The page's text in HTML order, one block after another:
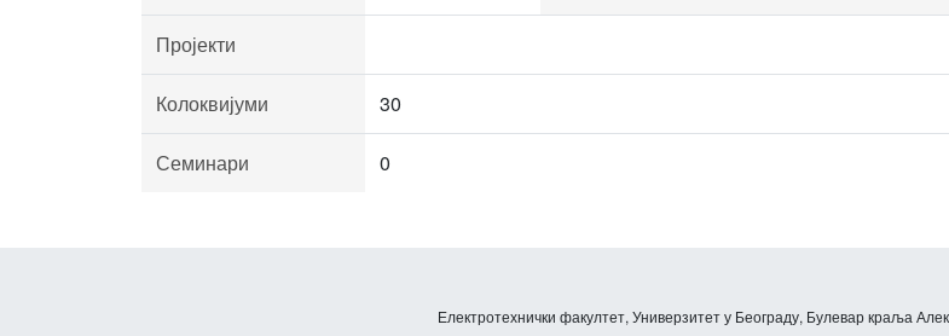
Пројекти
Колоквијуми 30
Семинари 0
Електротехнички факултет, Универзитет у Београду, Булевар краља